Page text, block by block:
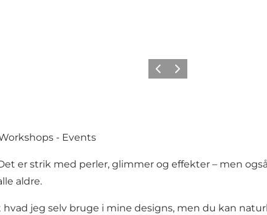
ForrigeNæste
- Events
er strik med perler, glimmer og effekter – men
aldre.
jeg selv bruge i mine designs, men du kan